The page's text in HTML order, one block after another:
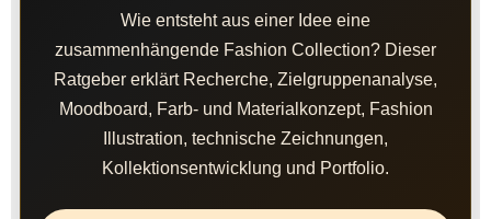
Wie entsteht aus einer Idee eine
zusammenhängende Fashion Collection? Dieser
Ratgeber erklärt Recherche, Zielgruppenanalyse,
Moodboard, Farb- und Materialkonzept, Fashion
Illustration, technische Zeichnungen,
Kollektionsentwicklung und Portfolio.